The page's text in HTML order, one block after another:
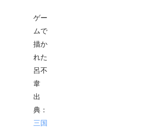
ゲー
ムで
描か
れた
呂不
韋
出
典：
三国